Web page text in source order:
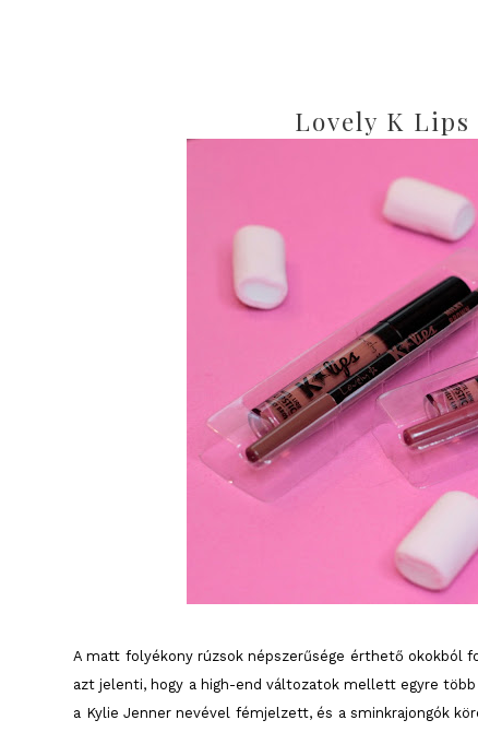
Lovely K Lips
A matt folyékony rúzsok népszerűsége érthető okokból
azt jelenti, hogy a high-end változatok mellett egyre
a Kylie Jenner nevével fémjelzett, és a sminkrajongók